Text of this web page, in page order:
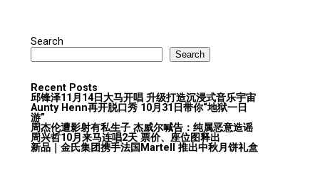
Search
Search
Recent Posts
邱锋泽11月14日大马开唱 升级打造沉浸式音乐宇宙
Aunty Henn再开脱口秀 10月31日带你“地狱一日
游”
周杰伦遭影射有私生子 杰威尔喊告：纯属恶意造谣
周兴哲10月来马连唱2天 票价、座位图释出
新品｜金氏集团携手法国Martell 推出中秋月饼礼盒